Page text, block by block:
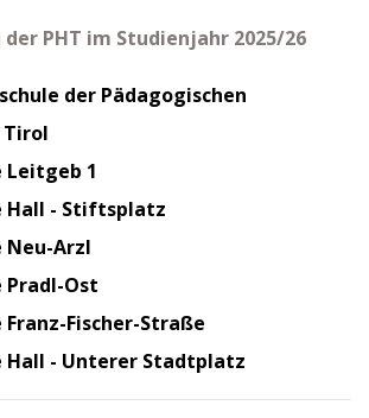
PHT im Studienjahr 2025/26
der Pädagogischen
Tirol
Leitgeb 1
Hall - Stiftsplatz
Neu-Arzl
Pradl-Ost
Franz-Fischer-Straße
Hall - Unterer Stadtplatz